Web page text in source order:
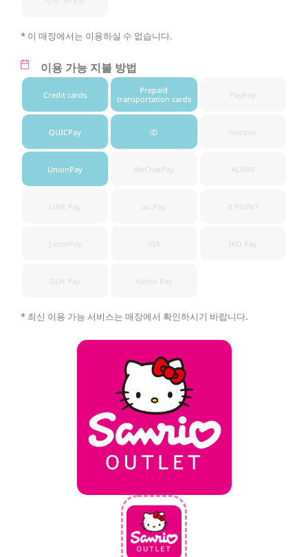
* 이 매장에서는 이용하실 수 없습니다.
이용 가능 지불 방법
Credit cards
Prepaid
transportation cards
PayPay
QUICPay iD merpay
UnionPay WeChatPay ALIPAY
LINE Pay au Pay d POINT
J-coinPay VIA JKO Pay
GLN Pay Yucho Pay
* 최신 이용 가능 서비스는 매장에서 확인하시기 바랍니다.